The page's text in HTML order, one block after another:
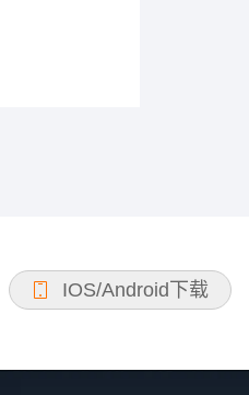
IOS/Android下载